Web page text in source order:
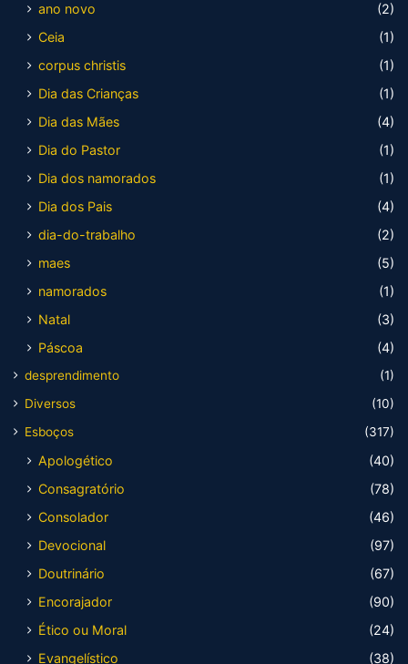
ano novo
(2)
Ceia
(1)
corpus christis
(1)
Dia das Crianças
(1)
Dia das Mães
(4)
Dia do Pastor
(1)
Dia dos namorados
(1)
Dia dos Pais
(4)
dia-do-trabalho
(2)
maes
(5)
namorados
(1)
Natal
(3)
Páscoa
(4)
desprendimento
(1)
Diversos
(10)
Esboços
(317)
Apologético
(40)
Consagratório
(78)
Consolador
(46)
Devocional
(97)
Doutrinário
(67)
Encorajador
(90)
Ético ou Moral
(24)
Evangelístico
(38)